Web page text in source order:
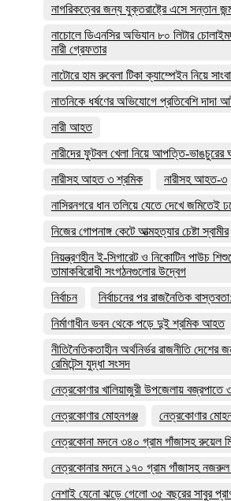
নাগরিকত্বের জন্য যুক্তরাষ্ট্রে এসে সন্তান
নাচোলে ডিএনসির অভিযান ৮০ লিটার
নারী গ্রেফতার
নাটোরে হাম রুবেলা টিকা ক্যাম্পেইন নিয়ে
নাতনিকে ধর্ষণের অভিযোগে প্রতিবেশি দাদা
নারী আহত
নারীদের ফুটবল খেলা নিয়ে আপত্তি-ভাঙচুরের
নারীসহ আহত ৩ শ্রমিক
নারীসহ আহত-৩
নাসিরনগরে ধান তলিয়ে যেতে দেখে
নিজের গোপনাঙ্গ কেটে আত্মহত্যার চেষ্টা স্বামীর
নিয়ন্ত্রণহীন ই-সিগারেট ও নিকোটিন পাউচ
তামাকবিরোধী সংগঠনগুলোর উদ্বেগ
নির্বাচন
নির্বাচনের পর রাজনৈতিক
নির্মাণাধীন ভবন থেকে পড়ে দুই শ্রমিক আহত
নীতিনৈতিকতাহীন অর্থনির্ভর রাজনীতি
রেমিটেন্স যুদ্ধা সংসদ
নেত্রকোণার খালিয়াজুরী উপজেলায়
নেত্রকোণার মোহনগঞ্জ
নেত্রকোণার
নেত্রকোনা মদনে ৩৪০ গ্রাম গাঁজাসহ রুয়েল
নেত্রকোনার মদনে ১৭০ গ্রাম গাঁজাসহ
নেশাই যেনো ঝড়ে গেলো ৩৫ বছরের সাবুর